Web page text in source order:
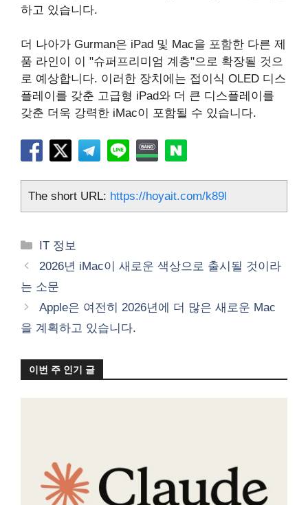
하고 있습니다.
더 나아가 Gurman은 iPad 및 Mac을 포함한 다른 제
품 라인이 이 "슈퍼프리미엄 계층"으로 확장될 것으
로 예상합니다. 이러한 장치에는 접이식 OLED 디스
플레이를 갖춘 고급형 iPad와 더 큰 디스플레이를
갖춘 더욱 강력한 iMac이 포함될 수 있습니다.
The short URL: https://hoyait.com/k89l
카
테
리
IT 정보
2026년 iMac이 새로운 색상으로 출시될 것이라
는 소문
Apple은 여전히 ​​2026년에 더 많은 새로운 Mac
을 계획하고 있습니다.
이번 주 인기 글